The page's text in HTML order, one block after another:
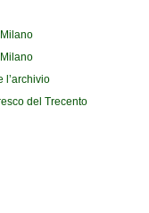
l’archivio
del Trecento